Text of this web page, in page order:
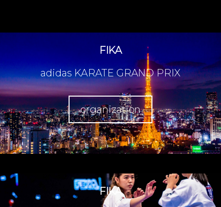
FIKA
adidas KARATE GRAND PRIX
organization
FIKA